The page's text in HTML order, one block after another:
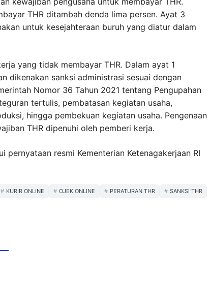
THR ditambah denda lima persen. Ayat 3
untuk kesejahteraan buruh yang diatur dalam
yang tidak membayar THR. Dalam ayat 1
dikenakan sanksi administrasi sesuai dengan
Nomor 36 Tahun 2021 tentang Pengupahan
tertulis, pembatasan kegiatan usaha,
hingga pembekuan kegiatan usaha. Pengenaan
THR dipenuhi oleh pemberi kerja.
resmi Kementerian Ketenagakerjaan RI
KURIR ONLINE OJEK ONLINE PERATURAN THR
SANKSI THR